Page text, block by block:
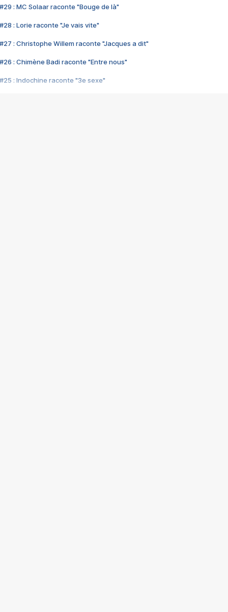
#29 : MC Solaar raconte "Bouge de là"
#28 : Lorie raconte "Je vais vite"
#27 : Christophe Willem raconte "Jacques a dit"
#26 : Chimène Badi raconte "Entre nous"
#25 : Indochine raconte "3e sexe"